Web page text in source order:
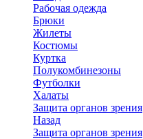
Рабочая одежда
Брюки
Жилеты
Костюмы
Куртка
Полукомбинезоны
Футболки
Халаты
Защита органов зрения
Назад
Защита органов зрения